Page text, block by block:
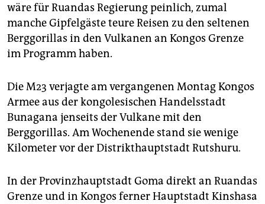
wäre für Ruandas Regierung peinlich, zumal
manche Gipfelgäste teure Reisen zu den seltenen
Berggorillas in den Vulkanen an Kongos Grenze
im Programm haben.
Die M23 verjagte am vergangenen Montag Kongos
Armee aus der kongolesischen Handelsstadt
Bunagana jenseits der Vulkane mit den
Berggorillas. Am Wochenende stand sie wenige
Kilometer vor der Distrikthauptstadt Rutshuru.
In der Provinzhauptstadt Goma direkt an Ruandas
Grenze und in Kongos ferner Hauptstadt Kinshasa